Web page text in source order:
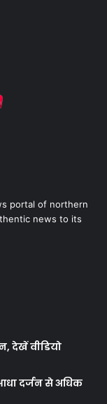
portal of northern
news to its
देखें वीडियो
दर्जन से अधिक